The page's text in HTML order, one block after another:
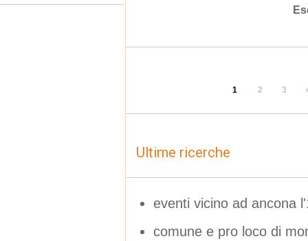
1 2 3
Ultime ricerche
eventi vicino ad ancona
comune e pro loco di